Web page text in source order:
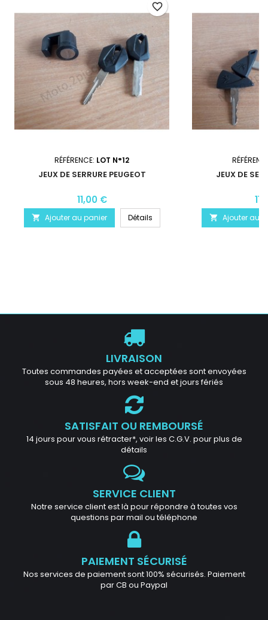
RÉFÉRENCE: LOT N°12
JEUX DE SERRURE PEUGEOT
11,00 €
 Ajouter au panier Détails
favorite_border
JEUX DE
 Ajouter au
LIVRAISON
Toutes commandes payées et acceptées sont envoyées
sous 48 heures, hors week-end et jours fériés
SATISFAIT OU REMBOURSÉ
14 jours pour vous rétracter*, voir les C.G.V. pour plus de
détails
SERVICE CLIENT
Notre service client est là pour répondre à toutes vos
questions par mail ou téléphone
PAIEMENT SÉCURISÉ
Nos services de paiement sont 100% sécurisés. Paiement
par CB ou Paypal